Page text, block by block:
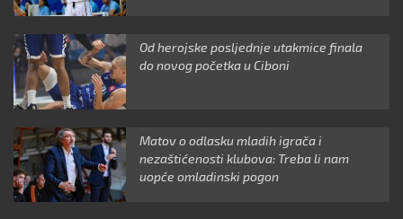
Od herojske posljednje utakmice finala
do novog početka u Ciboni
Matov o odlasku mladih igrača i
nezaštićenosti klubova: Treba li nam
uopće omladinski pogon